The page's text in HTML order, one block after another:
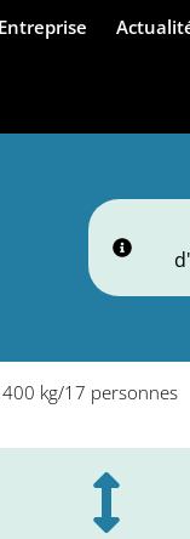
kg/17 personnes